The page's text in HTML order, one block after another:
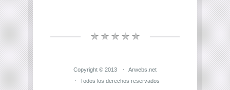
Copyright © 2013
Arwebs.net
Todos los derechos reservados